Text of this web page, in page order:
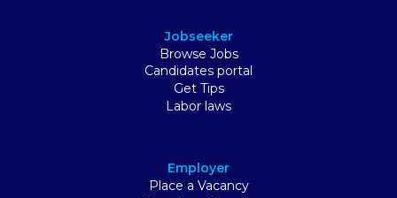
Jobseeker
Browse Jobs
Candidates portal
Get Tips
Labor laws
Employer
Place a Vacancy